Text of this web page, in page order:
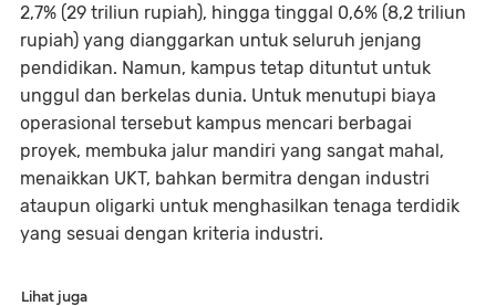
2,7% (29 triliun rupiah), hingga tinggal 0,6% (8,2 triliun
rupiah) yang dianggarkan untuk seluruh jenjang
pendidikan. Namun, kampus tetap dituntut untuk
unggul dan berkelas dunia. Untuk menutupi biaya
operasional tersebut kampus mencari berbagai
proyek, membuka jalur mandiri yang sangat mahal,
menaikkan UKT, bahkan bermitra dengan industri
ataupun oligarki untuk menghasilkan tenaga terdidik
yang sesuai dengan kriteria industri.
Lihat juga